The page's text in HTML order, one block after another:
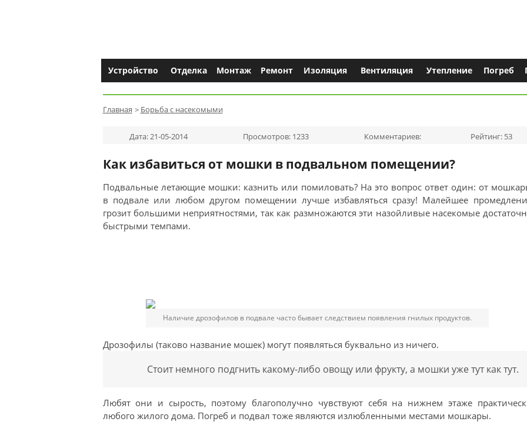
Устройство Отделка Монтаж Ремонт Изоляция Вентиляция Утепление Погреб
Главная Борьба с насекомыми
Дата: 21-05-2014 Просмотров: 1233 Комментариев: Рейтинг: 53
Как избавиться от мошки в подвальном помещении?
Подвальные летающие мошки: казнить или помиловать? На это вопрос ответ один: от
в подвале или любом другом помещении лучше избавляться сразу! Малейшее
грозит большими неприятностями, так как размножаются эти назойливые насекомые
быстрыми темпами.
Наличие дрозофилов в подвале часто бывает следствием появления гнилых продуктов.
Дрозофилы (таково название мошек) могут появляться буквально из ничего.
Стоит немного подгнить какому-либо овощу или фрукту, а мошки уже тут как тут.
Любят они и сырость, поэтому благополучно чувствуют себя на нижнем этаже
любого жилого дома. Погреб и подвал тоже являются излюбленными местами мошкары.